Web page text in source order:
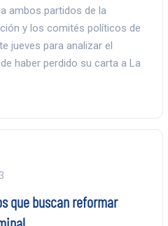
ambos partidos de la
y los comités políticos de
jueves para analizar el
haber perdido su carta a La
que buscan reformar